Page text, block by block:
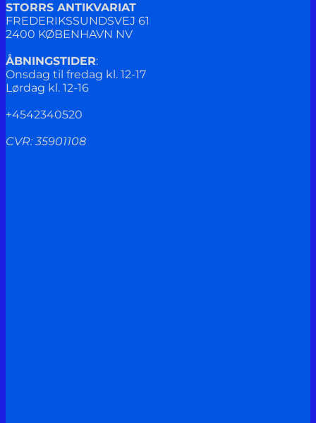
STORRS ANTIKVARIAT
FREDERIKSSUNDSVEJ 61
2400 KØBENHAVN NV
ÅBNINGSTIDER:
Onsdag til fredag kl. 12-17
Lørdag kl. 12-16
+4542340520
CVR: 35901108